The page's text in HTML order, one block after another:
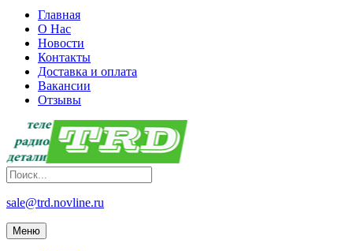
Главная
О Нас
Новости
Контакты
Доставка и оплата
Вакансии
Отзывы
sale@trd.novline.ru
Меню